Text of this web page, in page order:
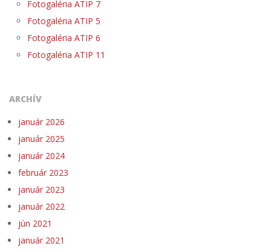
Fotogaléria ATIP 7
Fotogaléria ATIP 5
Fotogaléria ATIP 6
Fotogaléria ATIP 11
ARCHÍV
január 2026
január 2025
január 2024
február 2023
január 2023
január 2022
jún 2021
január 2021